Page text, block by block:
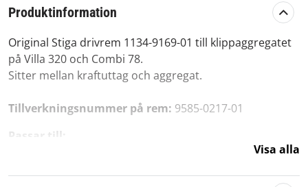
Produktinformation
Original Stiga drivrem 1134-9169-01 till klippaggregatet
på Villa 320 och Combi 78.
Sitter mellan kraftuttag och aggregat.
Tillverkningsnummer på rem: 9585-0217-01
Passar till:
Villa 320
Visa alla